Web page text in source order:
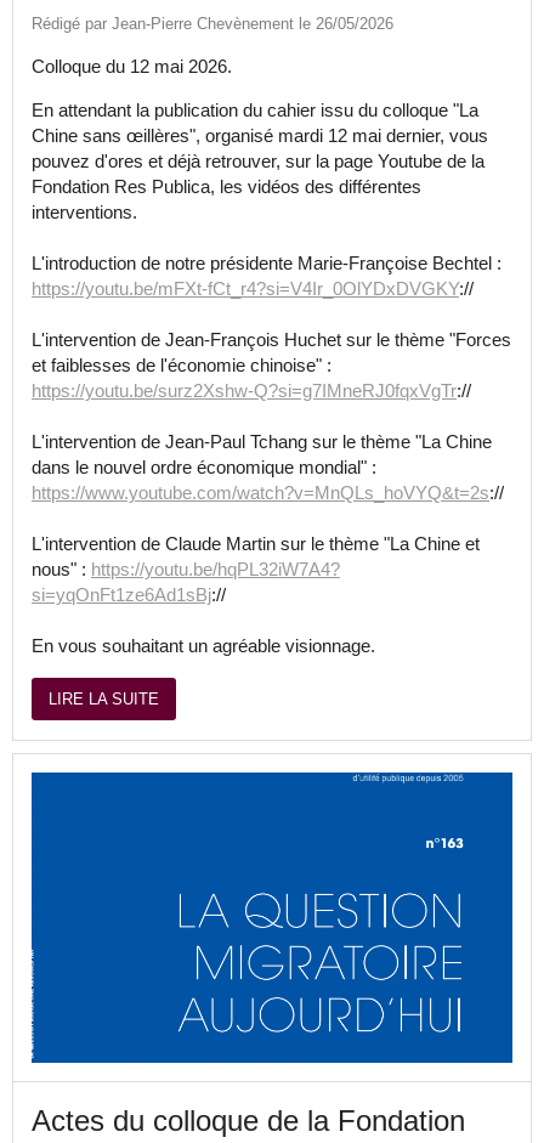
Rédigé par Jean-Pierre Chevènement le 26/05/2026
Colloque du 12 mai 2026.
En attendant la publication du cahier issu du colloque "La
Chine sans œillères", organisé mardi 12 mai dernier, vous
pouvez d'ores et déjà retrouver, sur la page Youtube de la
Fondation Res Publica, les vidéos des différentes
interventions.
L'introduction de notre présidente Marie-Françoise Bechtel :
https://youtu.be/mFXt-fCt_r4?si=V4Ir_0OlYDxDVGKY://
L'intervention de Jean-François Huchet sur le thème "Forces
et faiblesses de l'économie chinoise" :
https://youtu.be/surz2Xshw-Q?si=g7IMneRJ0fqxVgTr://
L'intervention de Jean-Paul Tchang sur le thème "La Chine
dans le nouvel ordre économique mondial" :
https://www.youtube.com/watch?v=MnQLs_hoVYQ&t=2s://
L'intervention de Claude Martin sur le thème "La Chine et
nous" : https://youtu.be/hqPL32iW7A4?
si=yqOnFt1ze6Ad1sBj://
En vous souhaitant un agréable visionnage.
LIRE LA SUITE
Actes du colloque de la Fondation